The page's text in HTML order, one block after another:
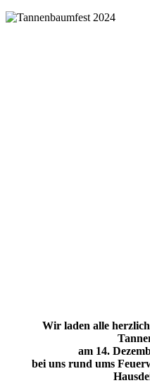
Wir laden alle
am 14.
bei uns rund ums